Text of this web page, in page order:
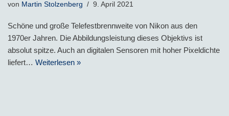
von Martin Stolzenberg 9. April 2021
Schöne und große Telefestbrennweite von Nikon aus den
1970er Jahren. Die Abbildungsleistung dieses Objektivs ist
absolut spitze. Auch an digitalen Sensoren mit hoher Pixeldichte
liefert… Weiterlesen »